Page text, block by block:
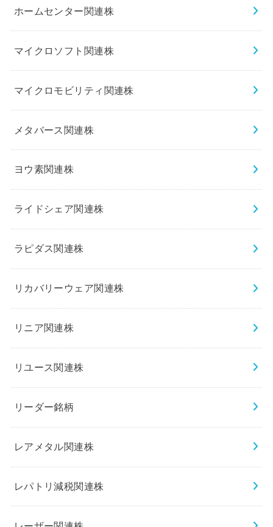
ホームセンター関連株
マイクロソフト関連株
マイクロモビリティ関連株
メタバース関連株
ヨウ素関連株
ライドシェア関連株
ラピダス関連株
リカバリーウェア関連株
リニア関連株
リユース関連株
リーダー銘柄
レアメタル関連株
レパトリ減税関連株